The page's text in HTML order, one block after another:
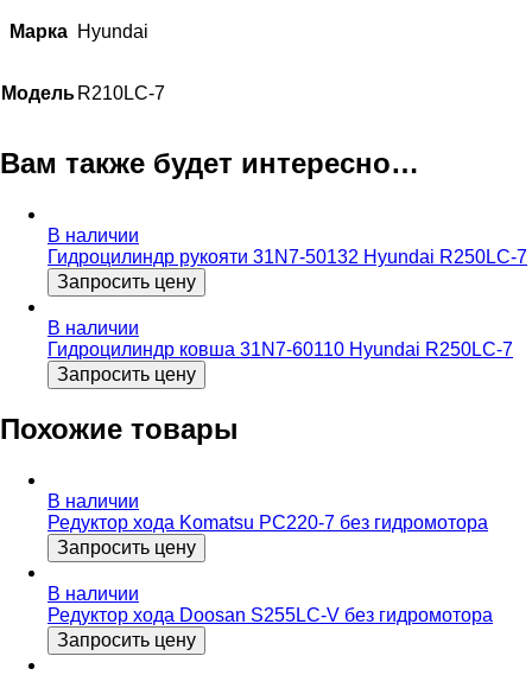
Марка Hyundai
Модель R210LC-7
Вам также будет интересно…
В наличии
Гидроцилиндр рукояти 31N7-50132 Hyundai R250LC-7
Запросить цену
В наличии
Гидроцилиндр ковша 31N7-60110 Hyundai R250LC-7
Запросить цену
Похожие товары
В наличии
Редуктор хода Komatsu PC220-7 без гидромотора
Запросить цену
В наличии
Редуктор хода Doosan S255LC-V без гидромотора
Запросить цену